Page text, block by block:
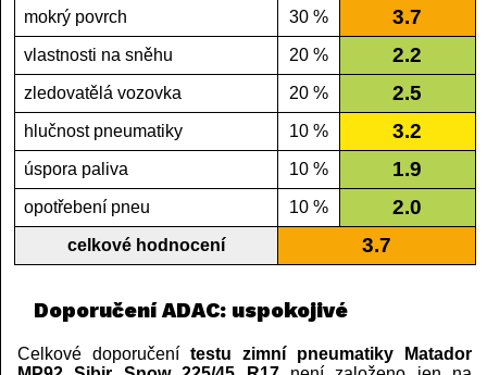
mokrý povrch 30 % 3.7
vlastnosti na sněhu 20 % 2.2
zledovatělá vozovka 20 % 2.5
hlučnost pneumatiky 10 % 3.2
úspora paliva 10 % 1.9
opotřebení pneu 10 % 2.0
celkové hodnocení 3.7
Doporučení ADAC: uspokojivé
Celkové doporučení testu zimní pneumatiky Matador